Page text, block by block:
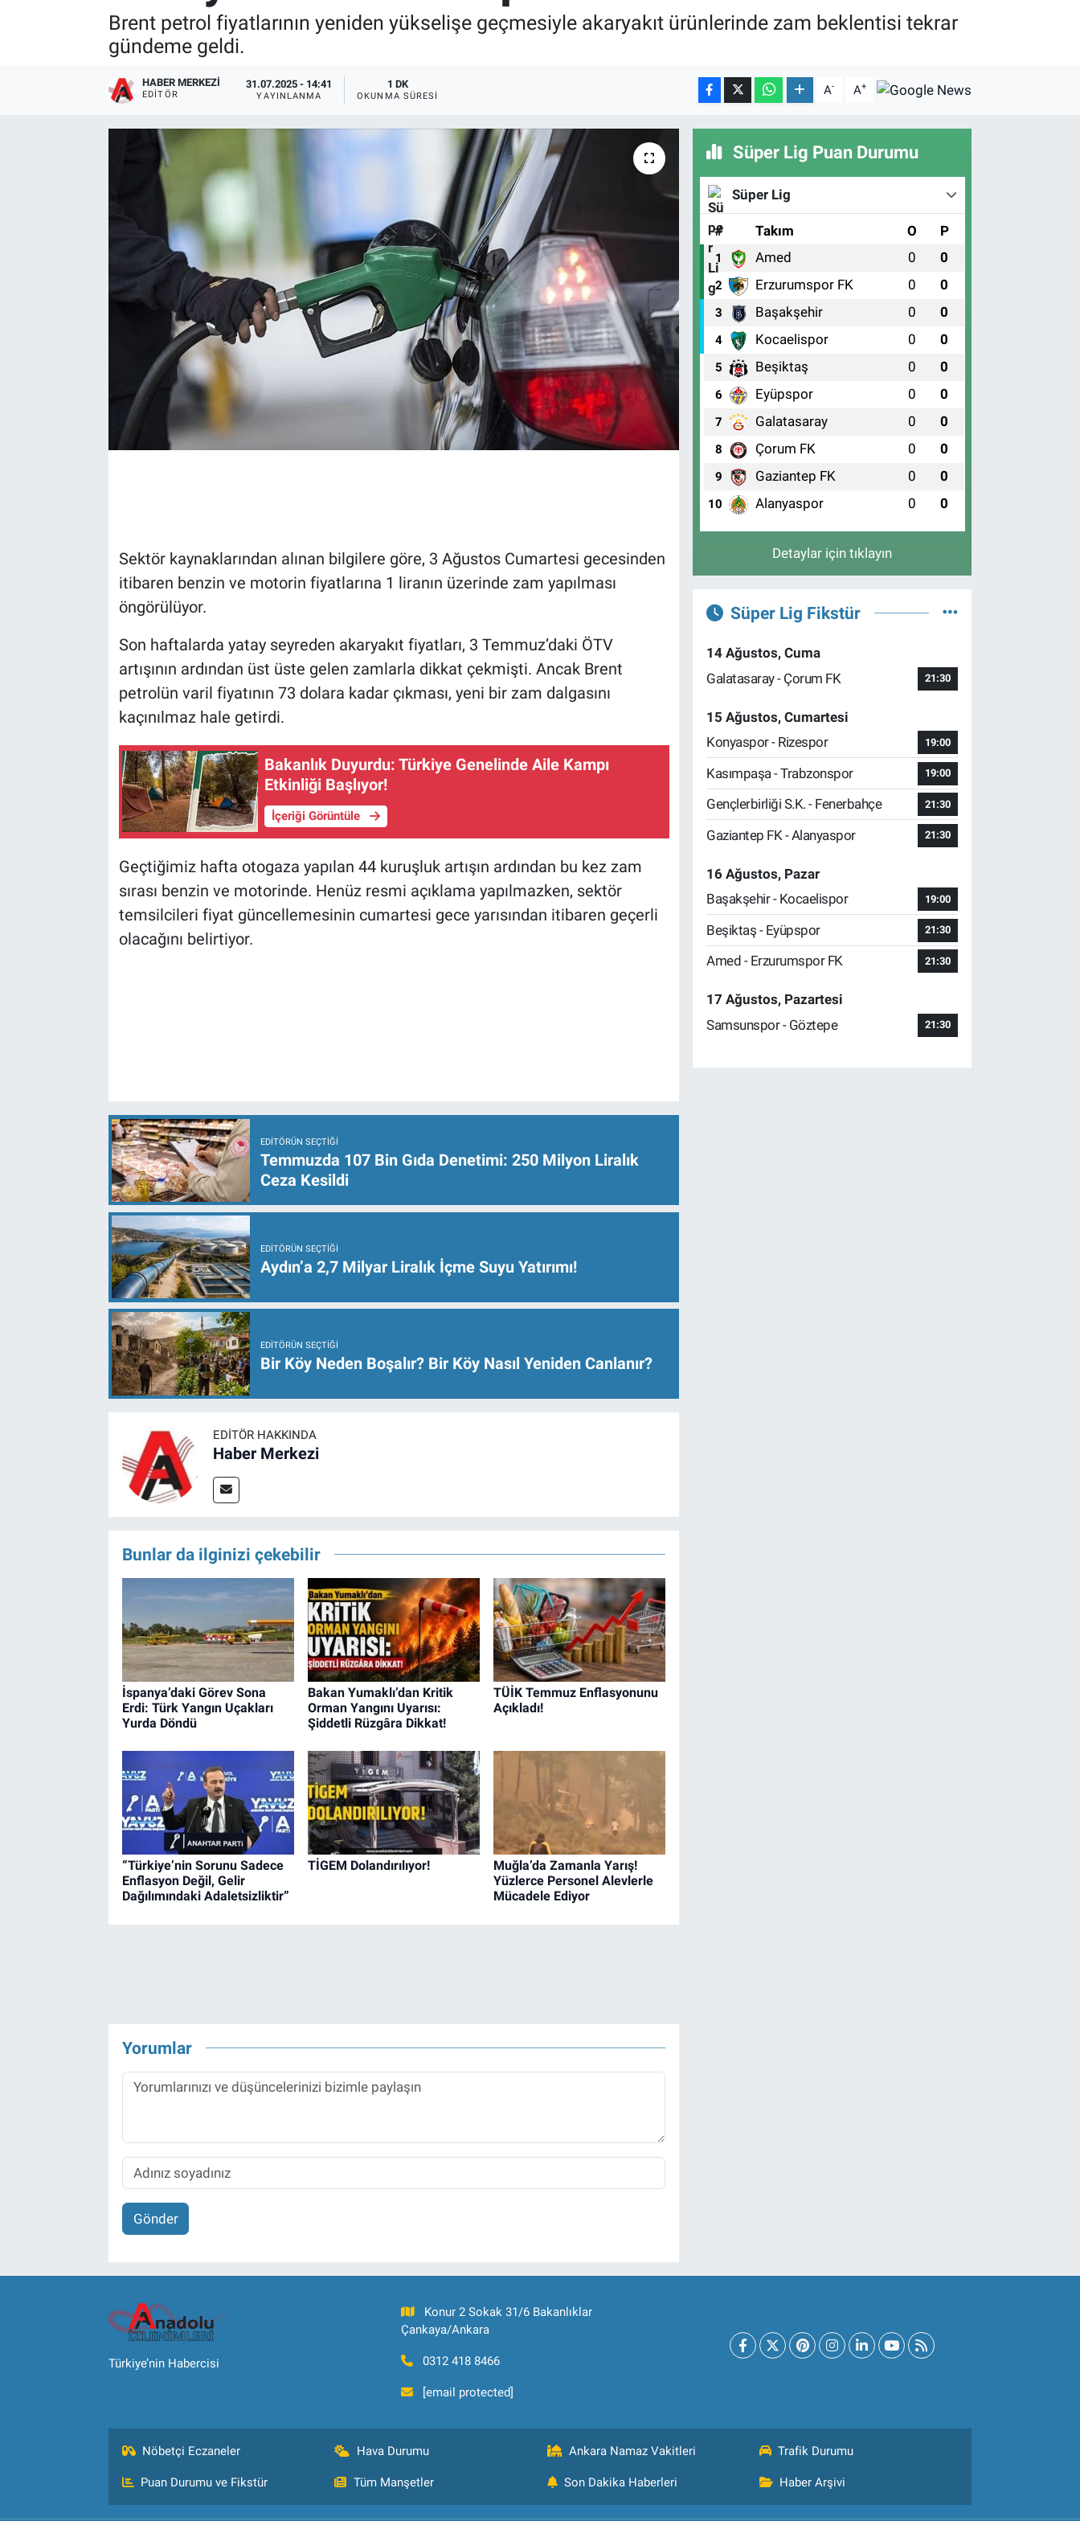
Brent petrol fiyatlarının yeniden yükselişe geçmesiyle akaryakıt ürünlerinde zam beklentisi tekrar
gündeme geldi.
HABER MERKEZI
EDITÖR
31.07.2025 - 14:41
YAYINLANMA
1 DK
OKUNMA SÜRESI A- A+
Sektör kaynaklarından alınan bilgilere göre, 3 Ağustos Cumartesi gecesinden
itibaren benzin ve motorin fiyatlarına 1 liranın üzerinde zam yapılması
öngörülüyor.
Son haftalarda yatay seyreden akaryakıt fiyatları, 3 Temmuz’daki ÖTV
artışının ardından üst üste gelen zamlarla dikkat çekmişti. Ancak Brent
petrolün varil fiyatının 73 dolara kadar çıkması, yeni bir zam dalgasını
kaçınılmaz hale getirdi.
Bakanlık Duyurdu: Türkiye Genelinde Aile Kampı
Etkinliği Başlıyor!
İçeriği Görüntüle
Geçtiğimiz hafta otogaza yapılan 44 kuruşluk artışın ardından bu kez zam
sırası benzin ve motorinde. Henüz resmi açıklama yapılmazken, sektör
temsilcileri fiyat güncellemesinin cumartesi gece yarısından itibaren geçerli
olacağını belirtiyor.
EDITÖRÜN SEÇTIĞI
Temmuzda 107 Bin Gıda Denetimi: 250 Milyon Liralık
Ceza Kesildi
EDITÖRÜN SEÇTIĞI
Aydın’a 2,7 Milyar Liralık İçme Suyu Yatırımı!
EDITÖRÜN SEÇTIĞI
Bir Köy Neden Boşalır? Bir Köy Nasıl Yeniden Canlanır?
EDITÖR HAKKINDA
Haber Merkezi
Bunlar da ilginizi çekebilir
İspanya’daki Görev Sona
Erdi: Türk Yangın Uçakları
Yurda Döndü
Bakan Yumaklı’dan Kritik
Orman Yangını Uyarısı:
Şiddetli Rüzgâra Dikkat!
TÜİK Temmuz Enflasyonunu
Açıkladı!
“Türkiye’nin Sorunu Sadece
Enflasyon Değil, Gelir
Dağılımındaki Adaletsizliktir”
TİGEM Dolandırılıyor!
Muğla’da Zamanla Yarış!
Yüzlerce Personel Alevlerle
Mücadele Ediyor
Yorumlar
Gönder
Süper Lig Puan Durumu
Süper Lig
# Takım O P
1 Amed 0 0
2 Erzurumspor FK 0 0
3 Başakşehir 0 0
4 Kocaelispor 0 0
5 Beşiktaş 0 0
6 Eyüpspor 0 0
7 Galatasaray 0 0
8 Çorum FK 0 0
9 Gaziantep FK 0 0
10 Alanyaspor 0 0
Detaylar için tıklayın
Süper Lig Fikstür
14 Ağustos, Cuma
Galatasaray - Çorum FK
21:30
15 Ağustos, Cumartesi
Konyaspor - Rizespor
19:00
Kasımpaşa - Trabzonspor 19:00
Gençlerbirliği S.K. - Fenerbahçe 21:30
Gaziantep FK - Alanyaspor 21:30
16 Ağustos, Pazar
Başakşehir - Kocaelispor
19:00
Beşiktaş - Eyüpspor 21:30
Amed - Erzurumspor FK 21:30
17 Ağustos, Pazartesi
Samsunspor - Göztepe
21:30
Türkiye’nin Habercisi
Konur 2 Sokak 31/6 Bakanlıklar
Çankaya/Ankara
0312 418 8466
[email protected]
Nöbetçi Eczaneler Hava Durumu Ankara Namaz Vakitleri Trafik Durumu
Puan Durumu ve Fikstür Tüm Manşetler Son Dakika Haberleri Haber Arşivi